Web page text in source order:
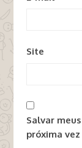
Site
Salvar
próxima